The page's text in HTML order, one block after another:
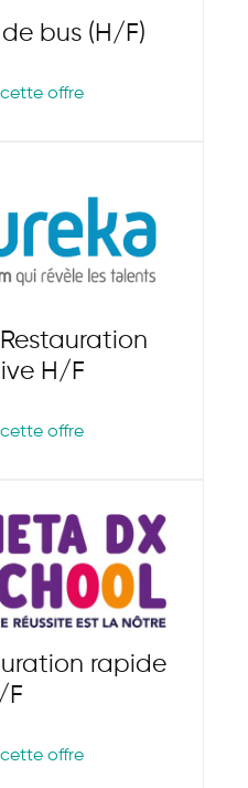
bus (H/F)
offre
H/F
offre
rapide
F
offre